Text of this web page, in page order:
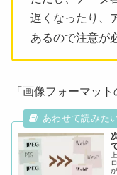
遅くなったり、
あるので注意が
「画像フォーマッ